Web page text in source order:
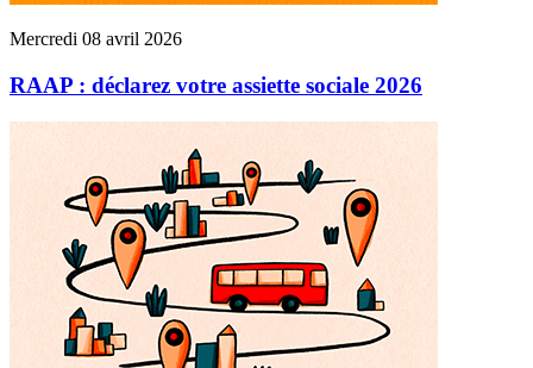
Mercredi 08 avril 2026
RAAP : déclarez votre assiette sociale 2026